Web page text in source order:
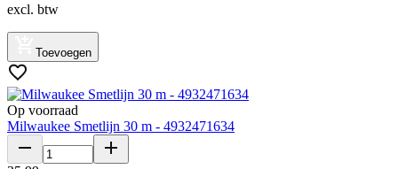
excl. btw
Toevoegen
Op voorraad
Milwaukee Smetlijn 30 m - 4932471634